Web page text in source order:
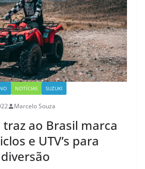
NOTÍCIAS SUZUKI
Marcelo Souza
traz ao Brasil marca
e UTV’s para